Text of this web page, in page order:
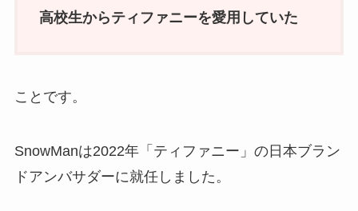
高校生からティファニーを愛用していた
ことです。
SnowManは2022年「ティファニー」の日本ブラン
ドアンバサダーに就任しました。